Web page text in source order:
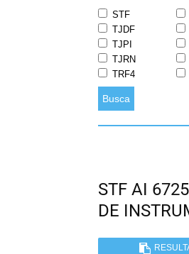
STF
TJDF
TJPI
TJRN
TRF4
Busca
STF AI
DE